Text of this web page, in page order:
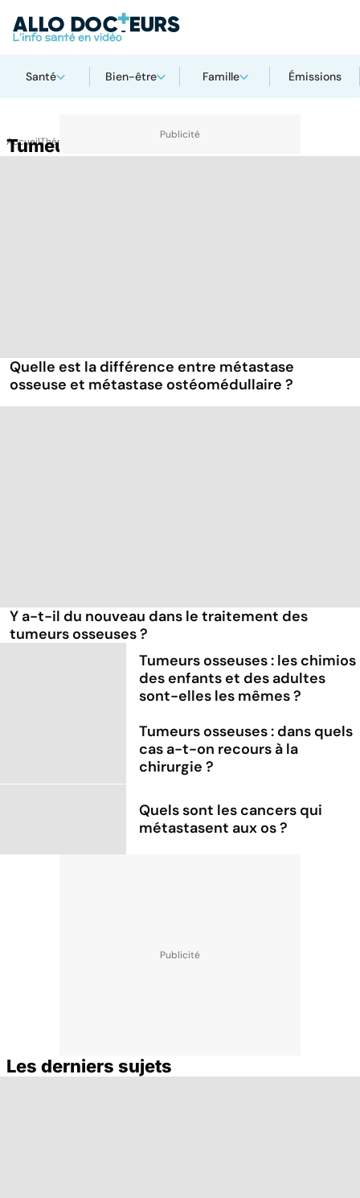
Santé Bien-être Famille Émissions
AccueilThématiques
Tumeur des os
Quelle est la différence entre métastase
osseuse et métastase ostéomédullaire ?
Y a-t-il du nouveau dans le traitement des
tumeurs osseuses ?
Tumeurs osseuses : les chimios
des enfants et des adultes
sont-elles les mêmes ?
Tumeurs osseuses : dans quels
cas a-t-on recours à la
chirurgie ?
Quels sont les cancers qui
métastasent aux os ?
Les derniers sujets